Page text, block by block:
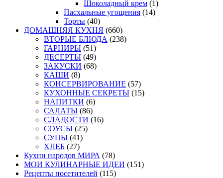
Шоколадный крем (1)
Пасхальные угощения (14)
Торты (40)
ДОМАШНЯЯ КУХНЯ (660)
ВТОРЫЕ БЛЮДА (238)
ГАРНИРЫ (51)
ДЕСЕРТЫ (49)
ЗАКУСКИ (68)
КАШИ (8)
КОНСЕРВИРОВАНИЕ (57)
КУХОННЫЕ СЕКРЕТЫ (15)
НАПИТКИ (6)
САЛАТЫ (86)
СЛАДОСТИ (16)
СОУСЫ (25)
СУПЫ (41)
ХЛЕБ (27)
Кухни народов МИРА (78)
МОИ КУЛИНАРНЫЕ ИДЕИ (151)
Рецепты посетителей (115)